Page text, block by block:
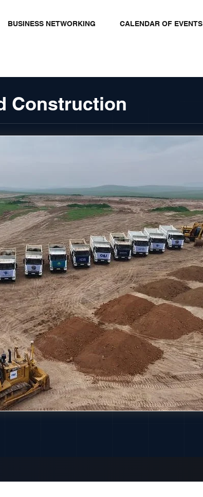
BUSINESS NETWORKING CALENDAR OF EVENTS
Construction